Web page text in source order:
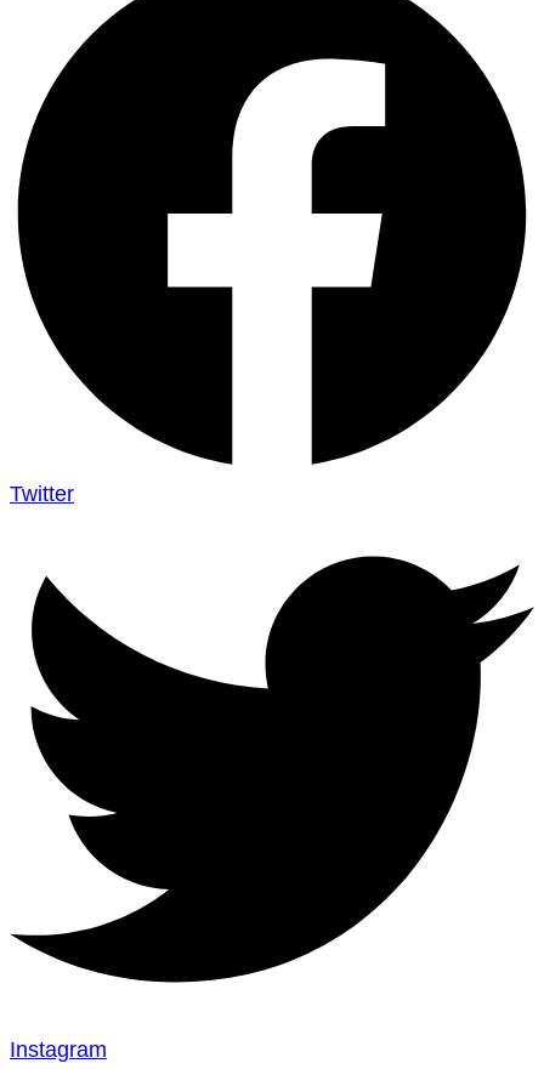
Twitter
Instagram